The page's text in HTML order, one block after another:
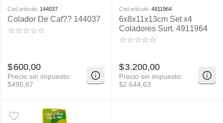
Cod.artículo: 144037
Colador De Caf?? 144037
$600,00
Precio sin impuesto:
$495,87
Cod.artículo: 4911964
6x8x11x13cm Set x4
Coladores Surt. 4911964
$3.200,00
Precio sin impuesto:
$2.644,63